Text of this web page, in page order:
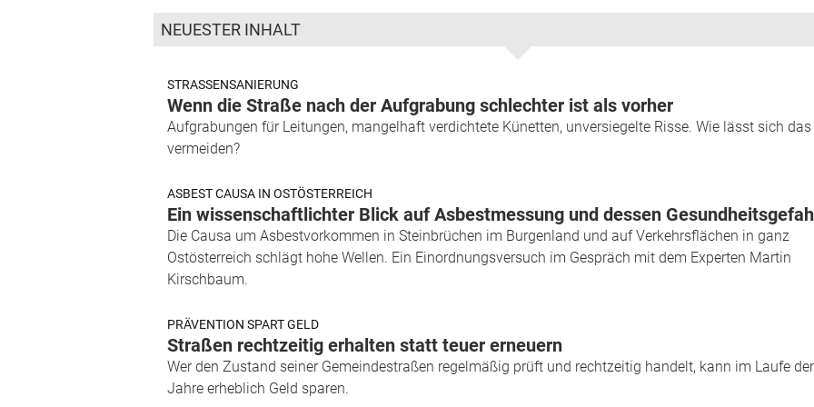
NEUESTER INHALT
STRASSENSANIERUNG
Wenn die Straße nach der Aufgrabung schlechter ist als vorher
Aufgrabungen für Leitungen, mangelhaft verdichtete Künetten, unversiegelte Risse. Wie lässt sich das
vermeiden?
ASBEST CAUSA IN OSTÖSTERREICH
Ein wissenschaftlichter Blick auf Asbestmessung und dessen
Die Causa um Asbestvorkommen in Steinbrüchen im Burgenland und auf Verkehrsflächen in ganz
Ostösterreich schlägt hohe Wellen. Ein Einordnungsversuch im Gespräch mit dem Experten Martin
Kirschbaum.
PRÄVENTION SPART GELD
Straßen rechtzeitig erhalten statt teuer erneuern
Wer den Zustand seiner Gemeindestraßen regelmäßig prüft und rechtzeitig handelt, kann im Laufe der
Jahre erheblich Geld sparen.